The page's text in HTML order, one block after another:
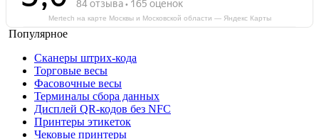
Mertech на карте Москвы и Московской области — Яндекс Карты
Популярное
Сканеры штрих-кода
Торговые весы
Фасовочные весы
Терминалы сбора данных
Дисплей QR-кодов без NFC
Принтеры этикеток
Чековые принтеры